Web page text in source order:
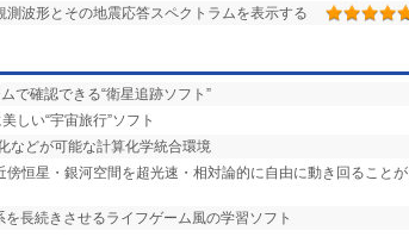
波形とその地震応答スペクトラムを表示する
で確認できる“衛星追跡ソフト”
しい“宇宙旅行”ソフト
などが可能な計算化学統合環境
恒星・銀河空間を超光速・相対論的に自由に動き回ることが
長続きさせるライフゲーム風の学習ソフト